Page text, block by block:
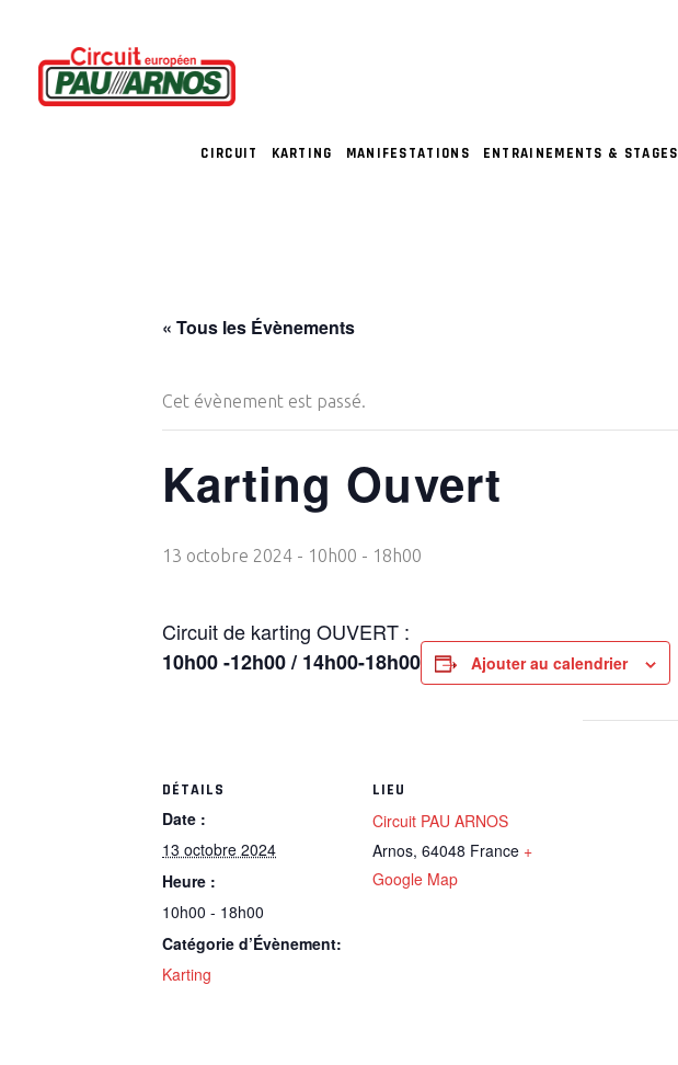
CIRCUIT KARTING MANIFESTATIONS ENTRAINEMENTS & STAGES
« Tous les Évènements
Cet évènement est passé.
Karting Ouvert
13 octobre 2024 - 10h00 - 18h00
Circuit de karting OUVERT :
10h00 -12h00 / 14h00-18h00
Ajouter au calendrier
DÉTAILS
Date :
13 octobre 2024
Heure :
10h00 - 18h00
Catégorie d’Évènement:
Karting
LIEU
Circuit PAU ARNOS
Arnos, 64048 France +
Google Map